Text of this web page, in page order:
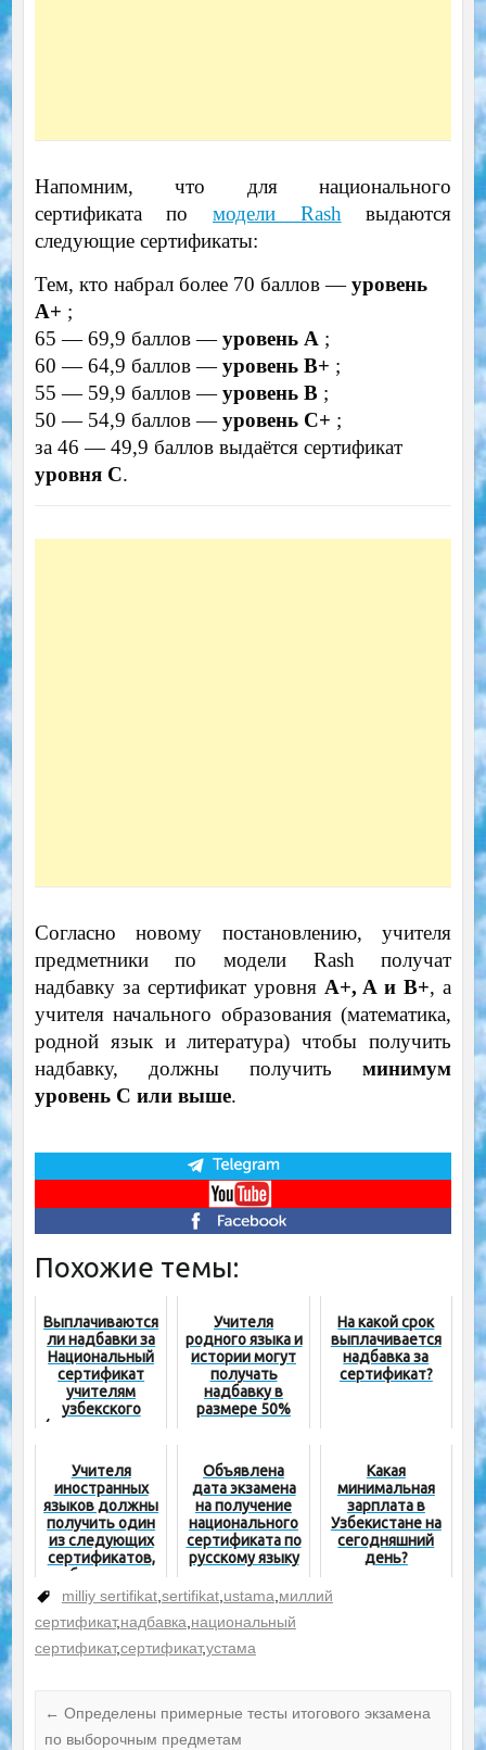
Напомним, что для национального
сертификата по модели Rash выдаются
следующие сертификаты:
Тем, кто набрал более 70 баллов —уровень
А+ ;
65 — 69,9 баллов —уровень А ;
60 — 64,9 баллов —уровень B+ ;
55 — 59,9 баллов —уровень B;
50 — 54,9 баллов —уровень C+ ;
за 46 — 49,9 баллов выдаётся сертификат
уровня C.
Согласно новому постановлению, учителя
предметники по модели Rash получат
надбавку за сертификат уровня A+, A и B+, а
учителя начального образования (математика,
родной язык и литература) чтобы получить
надбавку, должны получитьминимум
уровень C или выше.
Похожие темы:
Выплачиваются
ли надбавки за
Национальный
сертификат
учителям
узбекского
(государственн
Учителя
родного языка и
истории могут
получать
надбавку в
размере 50%
На какой срок
выплачивается
надбавка за
сертификат?
Учителя
иностранных
языков должны
получить один
из следующих
сертификатов,
чтобы остаться
или устроиться
на работу!
Объявлена
дата экзамена
на получение
национального
сертификата по
русскому языку
Какая
минимальная
зарплата в
Узбекистане на
сегодняшний
день?
milliy sertifikat,sertifikat,ustama,миллий
сертификат,надбавка,национальный
сертификат,сертификат,устама
← Определены примерные тесты итогового экзамена
по выборочным предметам